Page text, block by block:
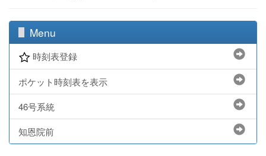
Menu
時刻表登録
ポケット時刻表を表示
46号系統
知恩院前